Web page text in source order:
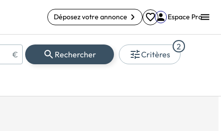
Déposez votre annonce Espace Pro
€ Rechercher Critères
2